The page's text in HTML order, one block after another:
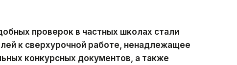
проверок в частных школах стали
к сверхурочной работе, ненадлежащее
конкурсных документов, а также